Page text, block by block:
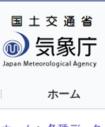
ホーム